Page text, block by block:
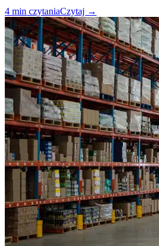
4 min czytaniaCzytaj →